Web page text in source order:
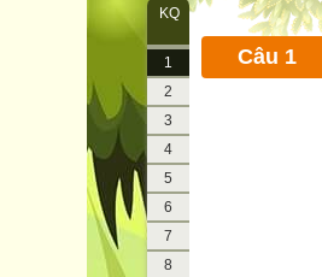
KQ
1
2
3
4
5
6
7
8
Câu 1